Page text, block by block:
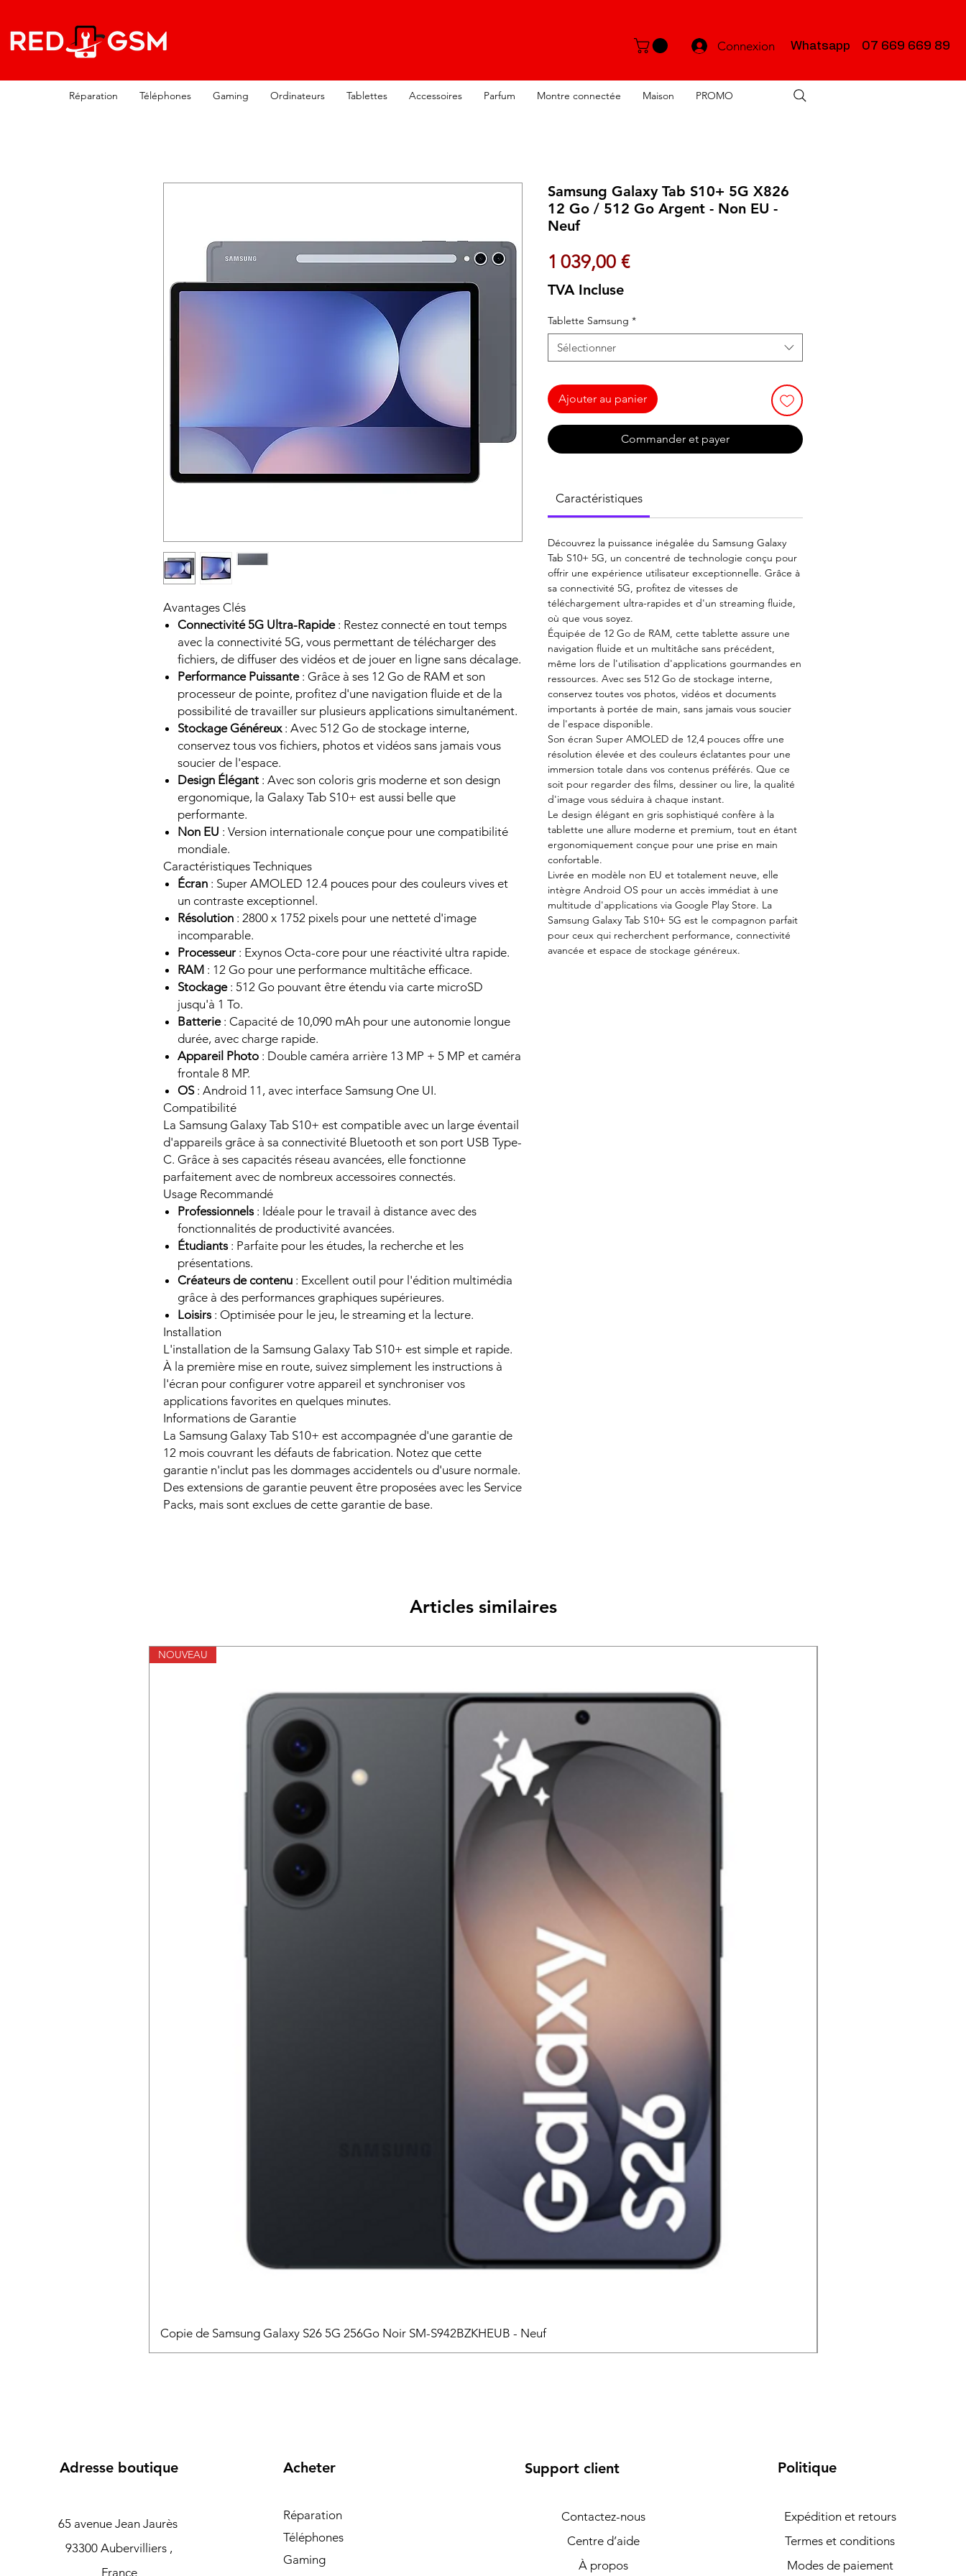
Connexion Whatsapp 07 669 669 89
Réparation Téléphones Gaming Ordinateurs Tablettes Accessoires Parfum Montre connectée Maison PROMO
Avantages Clés
Connectivité 5G Ultra-Rapide: Restez connecté en tout temps
avec la connectivité 5G, vous permettant de télécharger des
fichiers, de diffuser des vidéos et de jouer en ligne sans décalage.
Performance Puissante: Grâce à ses 12 Go de RAM et son
processeur de pointe, profitez d'une navigation fluide et de la
possibilité de travailler sur plusieurs applications simultanément.
Stockage Généreux: Avec 512 Go de stockage interne,
conservez tous vos fichiers, photos et vidéos sans jamais vous
soucier de l'espace.
Design Élégant : Avec son coloris gris moderne et son design
ergonomique, la Galaxy Tab S10+ est aussi belle que
performante.
Non EU : Version internationale conçue pour une compatibilité
mondiale.
Caractéristiques Techniques
Écran : Super AMOLED 12.4 pouces pour des couleurs vives et
un contraste exceptionnel.
Résolution : 2800 x 1752 pixels pour une netteté d'image
incomparable.
Processeur : Exynos Octa-core pour une réactivité ultra rapide.
RAM : 12 Go pour une performance multitâche efficace.
Stockage: 512 Go pouvant être étendu via carte microSD
jusqu'à 1 To.
Batterie: Capacité de 10,090 mAh pour une autonomie longue
durée, avec charge rapide.
Appareil Photo : Double caméra arrière 13 MP + 5 MP et caméra
frontale 8 MP.
OS: Android 11, avec interface Samsung One UI.
Compatibilité
La Samsung Galaxy Tab S10+ est compatible avec un large éventail
d'appareils grâce à sa connectivité Bluetooth et son port USB Type-
C. Grâce à ses capacités réseau avancées, elle fonctionne
parfaitement avec de nombreux accessoires connectés.
Usage Recommandé
Professionnels: Idéale pour le travail à distance avec des
fonctionnalités de productivité avancées.
Étudiants: Parfaite pour les études, la recherche et les
présentations.
Créateurs de contenu : Excellent outil pour l'édition multimédia
grâce à des performances graphiques supérieures.
Loisirs: Optimisée pour le jeu, le streaming et la lecture.
Installation
L'installation de la Samsung Galaxy Tab S10+ est simple et rapide.
À la première mise en route, suivez simplement les instructions à
l'écran pour configurer votre appareil et synchroniser vos
applications favorites en quelques minutes.
Informations de Garantie
La Samsung Galaxy Tab S10+ est accompagnée d'une garantie de
12 mois couvrant les défauts de fabrication. Notez que cette
garantie n'inclut pas les dommages accidentels ou d'usure normale.
Des extensions de garantie peuvent être proposées avec les Service
Packs, mais sont exclues de cette garantie de base.
Samsung Galaxy Tab S10+ 5G X826
12 Go / 512 Go Argent - Non EU -
Neuf
1 039,00 €Prix
TVA Incluse
Tablette Samsung *
Sélectionner
Ajouter au panier
Commander et payer
Caractéristiques
Découvrez la puissance inégalée du Samsung Galaxy
Tab S10+ 5G, un concentré de technologie conçu pour
offrir une expérience utilisateur exceptionnelle. Grâce à
sa connectivité 5G, profitez de vitesses de
téléchargement ultra-rapides et d'un streaming fluide,
où que vous soyez.
Équipée de 12 Go de RAM, cette tablette assure une
navigation fluide et un multitâche sans précédent,
même lors de l'utilisation d'applications gourmandes en
ressources. Avec ses 512 Go de stockage interne,
conservez toutes vos photos, vidéos et documents
importants à portée de main, sans jamais vous soucier
de l'espace disponible.
Son écran Super AMOLED de 12,4 pouces offre une
résolution élevée et des couleurs éclatantes pour une
immersion totale dans vos contenus préférés. Que ce
soit pour regarder des films, dessiner ou lire, la qualité
d'image vous séduira à chaque instant.
Le design élégant en gris sophistiqué confère à la
tablette une allure moderne et premium, tout en étant
ergonomiquement conçue pour une prise en main
confortable.
Livrée en modèle non EU et totalement neuve, elle
intègre Android OS pour un accès immédiat à une
multitude d'applications via Google Play Store. La
Samsung Galaxy Tab S10+ 5G est le compagnon parfait
pour ceux qui recherchent performance, connectivité
avancée et espace de stockage généreux.
Articles similaires
NOUVEAU
Copie de Samsung Galaxy S26 5G 256Go Noir SM-S942BZKHEUB - Neuf
Adresse boutique
65 avenue Jean Jaurès
93300 Aubervilliers ,
France
Acheter
Réparation
Téléphones
Gaming
Support client
Contactez-nous
Centre d’aide
À propos
Politique
Expédition et retours
Termes et conditions
Modes de paiement